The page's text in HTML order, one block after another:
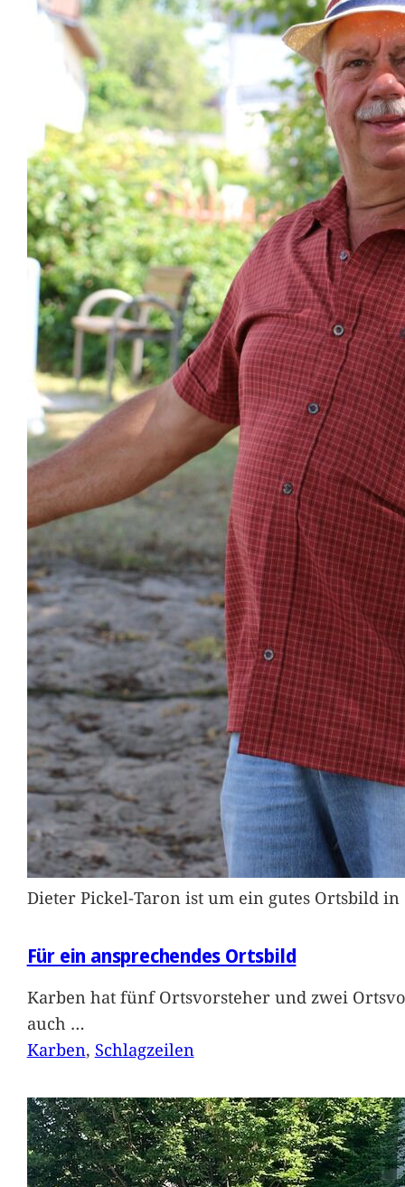
Dieter Pickel-Taron ist um ein gutes Ortsbild
Für ein ansprechendes Ortsbild
Karben hat fünf Ortsvorsteher und zwei
auch …
Karben, Schlagzeilen